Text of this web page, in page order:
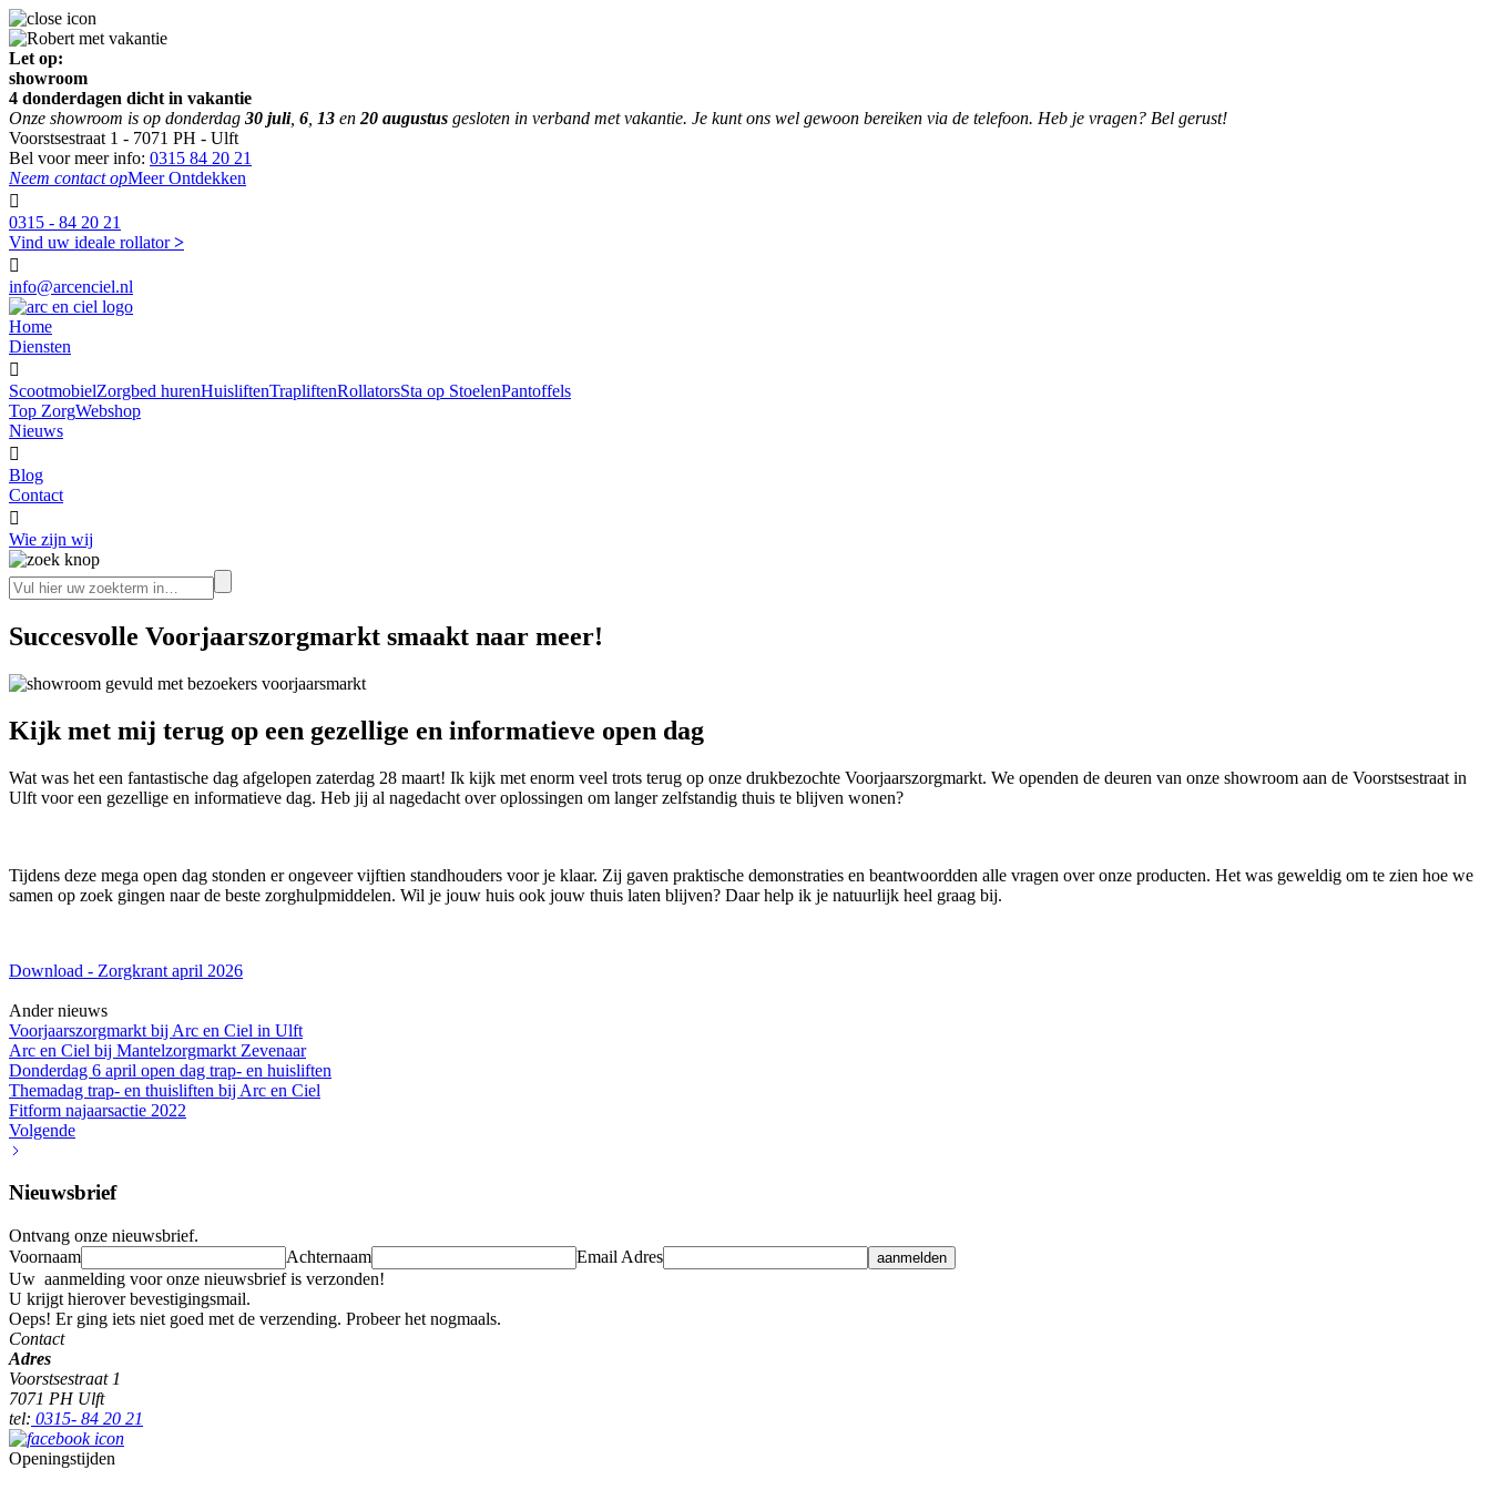
Let op:
showroom
4 donderdagen dicht in vakantie
Onze showroom is op donderdag 30 juli, 6 13 en 20 augustus gesloten in verband met vakantie. Je kunt ons wel gewoon bereiken via de telefoon. Heb je vragen? Bel gerust!
Voorstsestraat 1 - 7071 PH - Ulft
Bel voor meer info: 0315 84 20 21
Neem contact opMeer Ontdekken

0315 - 84 20 21
Vind uw ideale rollator>

info@arcenciel.nl
Home
Diensten

ScootmobielZorgbed hurenHuisliftenTrapliftenRollatorsSta op StoelenPantoffels
Top ZorgWebshop
Nieuws

Blog
Contact

Wie zijn wij
Succesvolle Voorjaarszorgmarkt smaakt naar meer!
Kijk met mij terug op een gezellige en informatieve open dag
Wat was het een fantastische dag afgelopen zaterdag 28 maart! Ik kijk met enorm veel trots terug op onze drukbezochte Voorjaarszorgmarkt. We openden de deuren van onze showroom aan de Voorstsestraat in
Ulft voor een gezellige en informatieve dag. Heb jij al nagedacht over oplossingen om langer zelfstandig thuis te blijven wonen?
Tijdens deze mega open dag stonden er ongeveer vijftien standhouders voor je klaar. Zij gaven praktische demonstraties en beantwoordden alle vragen over onze producten. Het was geweldig om te zien hoe we
samen op zoek gingen naar de beste zorghulpmiddelen. Wil je jouw huis ook jouw thuis laten blijven? Daar help ik je natuurlijk heel graag bij.
Download - Zorgkrant april 2026
Ander nieuws
Voorjaarszorgmarkt bij Arc en Ciel in Ulft
Arc en Ciel bij Mantelzorgmarkt Zevenaar
Donderdag 6 april open dag trap- en huisliften
Themadag trap- en thuisliften bij Arc en Ciel
Fitform najaarsactie 2022
Volgende
Nieuwsbrief
Ontvang onze nieuwsbrief.
Voornaam
Achternaam
Email Adres
Uw aanmelding voor onze nieuwsbrief is verzonden!
U krijgt hierover bevestigingsmail.
Oeps! Er ging iets niet goed met de verzending. Probeer het nogmaals.
Contact
Adres
Voorstsestraat 1
7071 PH Ulft
tel: 0315- 84 20 21
Openingstijden